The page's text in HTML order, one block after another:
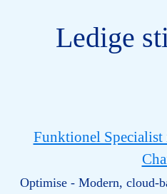
Ledige
Funktionel
Optimise - Modern, cloud-